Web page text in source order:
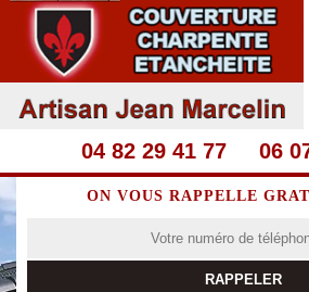
04 82 29 41 77 06
ON VOUS RAPPELLE